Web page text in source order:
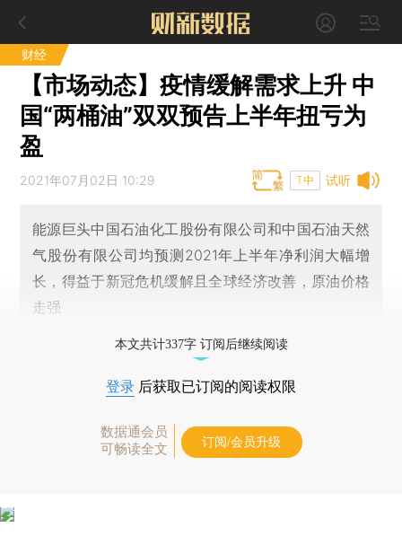
财经
【市场动态】疫情缓解需求上升 中
国“两桶油”双双预告上半年扭亏为
盈
试听
2021年07月02日 10:29 T中
能源巨头中国石油化工股份有限公司和中国石油天然
气股份有限公司均预测2021年上半年净利润大幅增
长，得益于新冠危机缓解且全球经济改善，原油价格
走强
本文共计337字 订阅后继续阅读
登录 后获取已订阅的阅读权限
数据通会员
可畅读全文
订阅/会员升级